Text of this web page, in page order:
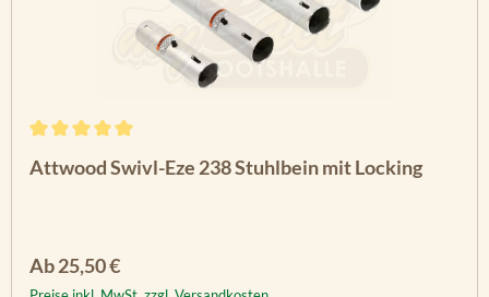
Attwood Swivl-Eze 238 Stuhlbein mit Locking
Regulärer Preis:
Ab25,50 €